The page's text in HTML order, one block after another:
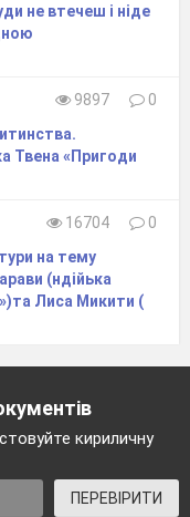
не втечеш і ніде
9897
0
Твена «Пригоди
16704
0
на тему
(ндійька
Лиса Микити (
кириличну
ПЕРЕВІРИТИ